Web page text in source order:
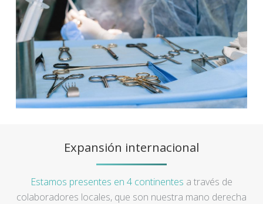
Expansión internacional
Estamos presentes en 4 continentes a través de
colaboradores locales, que son nuestra mano derecha